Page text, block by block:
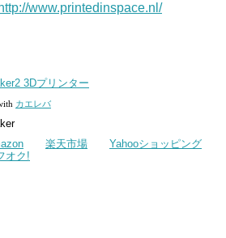
http://www.printedinspace.nl/
3Dプリンター
カエレバ
楽天市場
Yahooショッピング
オク!